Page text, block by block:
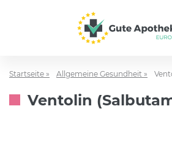
Startseite » Allgemeine Gesundheit »
Ventolin